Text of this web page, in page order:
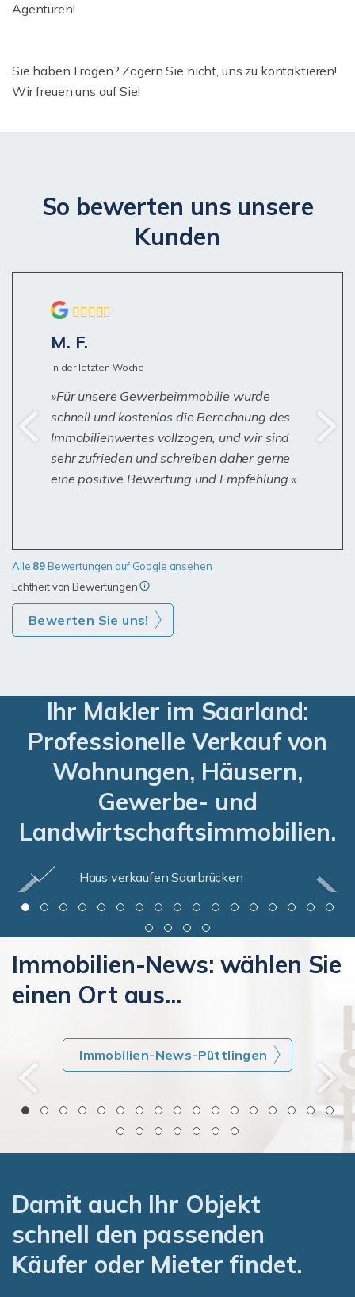
Agenturen!
Sie haben Fragen? Zögern Sie nicht, uns zu kontaktieren!
Wir freuen uns auf Sie!
So bewerten uns unsere
Kunden
M. F.
in der letzten Woche
Für unsere Gewerbeimmobilie wurde
schnell und kostenlos die Berechnung des
Immobilienwertes vollzogen, und wir sind
sehr zufrieden und schreiben daher gerne
eine positive Bewertung und Empfehlung.
Alle 89 Bewertungen auf Google ansehen
Echtheit von Bewertungen
Bewerten Sie uns!
Ihr Makler im Saarland:
Professionelle Verkauf von
Wohnungen, Häusern,
Gewerbe- und
Landwirtschaftsimmobilien.
Haus verkaufen Saarlouis
Immobilien-News: wählen Sie
einen Ort aus...
Immobilien-News-Köllerbach
Damit auch Ihr Objekt
schnell den passenden
Käufer oder Mieter findet.